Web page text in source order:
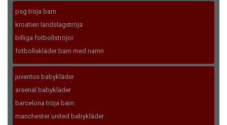
psg tröja barn
kroatien landslagströja
billiga fotbollströjor
fotbollskläder barn med namn
juventus babykläder
arsenal babykläder
barcelona tröja barn
manchester united babykläder